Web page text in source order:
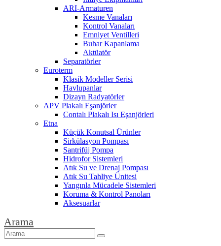
ARI-Armaturen
Kesme Vanaları
Kontrol Vanaları
Emniyet Ventilleri
Buhar Kapanlama
Aktüatör
Separatörler
Euroterm
Klasik Modeller Serisi
Havlupanlar
Dizayn Radyatörler
APV Plakalı Eşanjörler
Contalı Plakalı Isı Eşanjörleri
Etna
Küçük Konutsal Ürünler
Sirkülasyon Pompası
Santrifüj Pompa
Hidrofor Sistemleri
Atık Su ve Drenaj Pompası
Atık Su Tahliye Ünitesi
Yangınla Mücadele Sistemleri
Koruma & Kontrol Panoları
Aksesuarlar
Arama